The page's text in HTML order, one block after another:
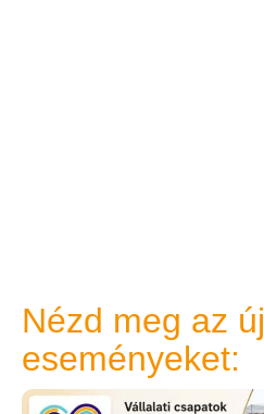
Nézd meg az új
eseményeket: